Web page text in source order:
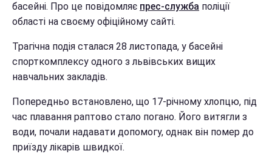
басейні. Про це повідомляє прес-служба поліції
області на своєму офіційному сайті.
Трагічна подія сталася 28 листопада, у басейні
спорткомплексу одного з львівських вищих
навчальних закладів.
Попередньо встановлено, що 17-річному хлопцю, під
час плавання раптово стало погано. Його витягли з
води, почали надавати допомогу, однак він помер до
приїзду лікарів швидкої.